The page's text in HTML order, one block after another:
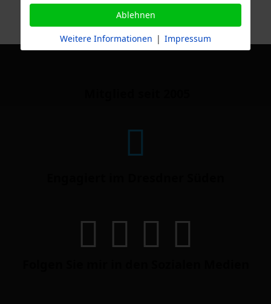
Ablehnen
Weitere Informationen | Impressum